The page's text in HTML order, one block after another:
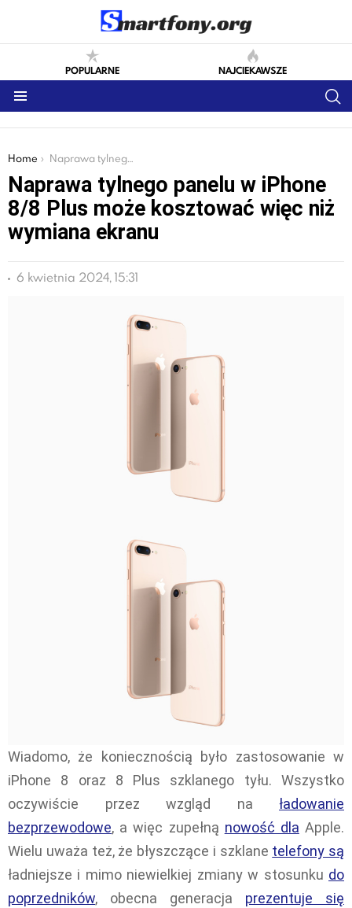
POPULARNE NAJCIEKAWSZE
You are here:
Home Naprawa tylnego panelu w iPhone 8/8 Plus może kosztować więc niż wymiana ekranu
Naprawa tylnego panelu w iPhone
8/8 Plus może kosztować więc niż
wymiana ekranu
6 kwietnia 2024, 15:31
Wiadomo, że koniecznością było zastosowanie w
iPhone 8 oraz 8 Plus szklanego tyłu. Wszystko
oczywiście przez wzgląd na ładowanie
bezprzewodowe, a więc zupełną nowość dla Apple.
Wielu uważa też, że błyszczące i szklane telefony są
ładniejsze i mimo niewielkiej zmiany w stosunku do
poprzedników, obecna generacja prezentuje się